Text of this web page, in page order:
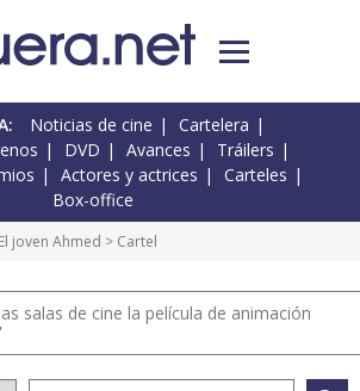
Noticias de cine
Cartelera
DVD Avances
Tráilers
Actores y actrices
Carteles
Box-office
El joven Ahmed > Cartel
salas de cine la película de animación